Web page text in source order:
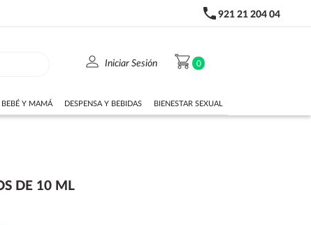
phone 921 21 204 04
person Iniciar Sesión shopping_cart 0
BEBÉ Y MAMÁ DESPENSA Y BEBIDAS BIENESTAR SEXUAL
DE 10 ML